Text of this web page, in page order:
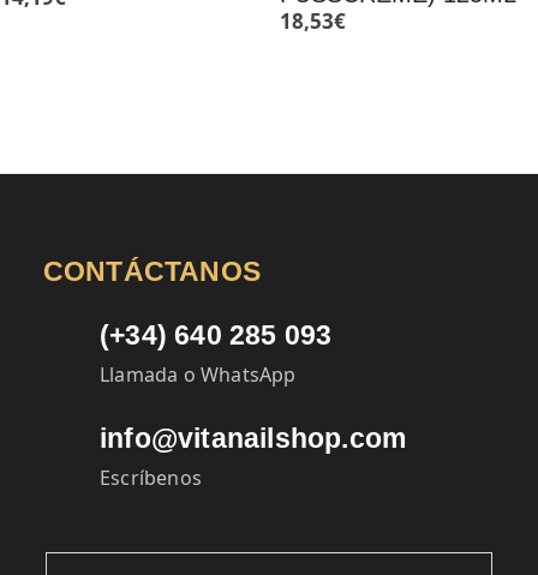
18,53€
CONTÁCTANOS
(+34) 640 285 093
Llamada o WhatsApp
info@vitanailshop.com
Escríbenos